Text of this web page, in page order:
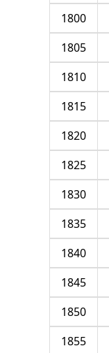
1800
1805
1810
1815
1820
1825
1830
1835
1840
1845
1850
1855